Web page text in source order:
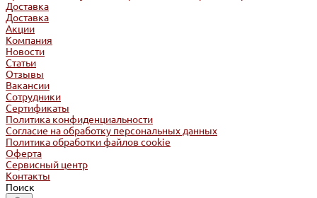
Доставка
Доставка
Акции
Компания
Новости
Статьи
Отзывы
Вакансии
Сотрудники
Сертификаты
Политика конфиденциальности
Согласие на обработку персональных данных
Политика обработки файлов cookie
Оферта
Сервисный центр
Контакты
Поиск